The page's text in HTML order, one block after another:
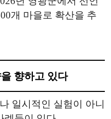
개 마을로 확산을 추
향하고 있다
일시적인 실험이 아니